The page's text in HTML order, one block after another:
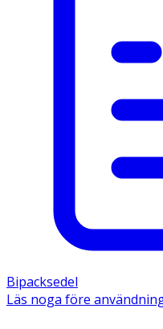
Bipacksedel
Läs noga före